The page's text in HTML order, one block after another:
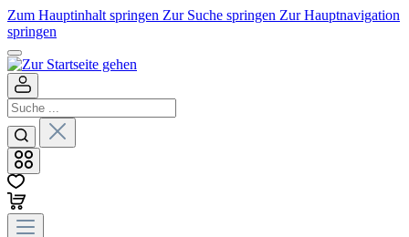
Zum Hauptinhalt springen Zur Suche springen Zur Hauptnavigation
springen